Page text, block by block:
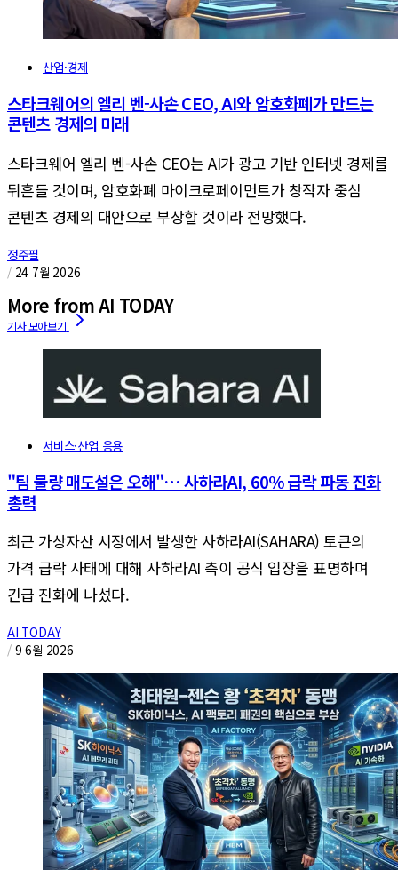
산업·경제
스타크웨어의 엘리 벤-사손 CEO, AI와 암호화폐가 만드는
콘텐츠 경제의 미래
스타크웨어 엘리 벤-사손 CEO는 AI가 광고 기반 인터넷 경제를
뒤흔들 것이며, 암호화폐 마이크로페이먼트가 창작자 중심
콘텐츠 경제의 대안으로 부상할 것이라 전망했다.
정주필
/ 24 7월 2026
More from AI TODAY
서비스·산업 응용
"팀 물량 매도설은 오해"… 사하라AI, 60% 급락 파동 진화
총력
최근 가상자산 시장에서 발생한 사하라AI(SAHARA) 토큰의
가격 급락 사태에 대해 사하라AI 측이 공식 입장을 표명하며
긴급 진화에 나섰다.
AI TODAY
/ 9 6월 2026